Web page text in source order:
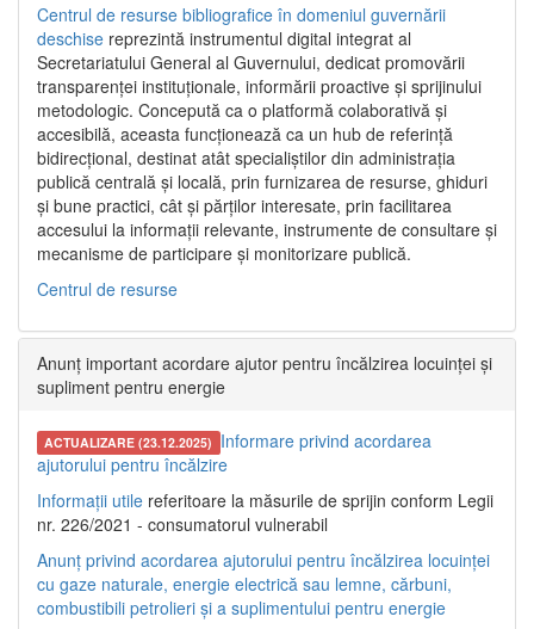
Centrul de resurse bibliografice în domeniul guvernării
deschise reprezintă instrumentul digital integrat al
Secretariatului General al Guvernului, dedicat promovării
transparenței instituționale, informării proactive și sprijinului
metodologic. Concepută ca o platformă colaborativă și
accesibilă, aceasta funcționează ca un hub de referință
bidirecțional, destinat atât specialiștilor din administrația
publică centrală și locală, prin furnizarea de resurse, ghiduri
și bune practici, cât și părților interesate, prin facilitarea
accesului la informații relevante, instrumente de consultare și
mecanisme de participare și monitorizare publică.
Centrul de resurse
Anunț important acordare ajutor pentru încălzirea locuinței și
supliment pentru energie
ACTUALIZARE (23.12.2025) Informare privind acordarea
ajutorului pentru încălzire
Informații utile referitoare la măsurile de sprijin conform Legii
nr. 226/2021 - consumatorul vulnerabil
Anunț privind acordarea ajutorului pentru încălzirea locuinței
cu gaze naturale, energie electrică sau lemne, cărbuni,
combustibili petrolieri și a suplimentului pentru energie